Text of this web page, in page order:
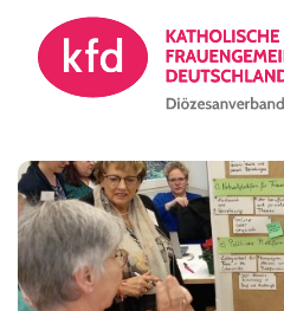
Zum Inhalt springen